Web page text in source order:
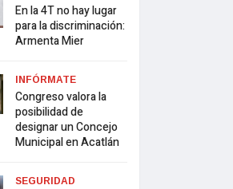
En la 4T no hay lugar
para la discriminación:
Armenta Mier
INFÓRMATE
Congreso valora la
posibilidad de
designar un Concejo
Municipal en Acatlán
SEGURIDAD